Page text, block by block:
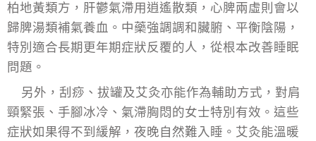
柏地黃類方，肝鬱氣滯用逍遙散類，心脾兩虛則會以
歸脾湯類補氣養血。中藥強調調和臟腑、平衡陰陽，
特別適合長期更年期症狀反覆的人，從根本改善睡眠
問題。
另外，刮痧、拔罐及艾灸亦能作為輔助方式，對肩
頸緊張、手腳冰冷、氣滯胸悶的女士特別有效。這些
症狀如果得不到緩解，夜晚自然難入睡。艾灸能溫暖